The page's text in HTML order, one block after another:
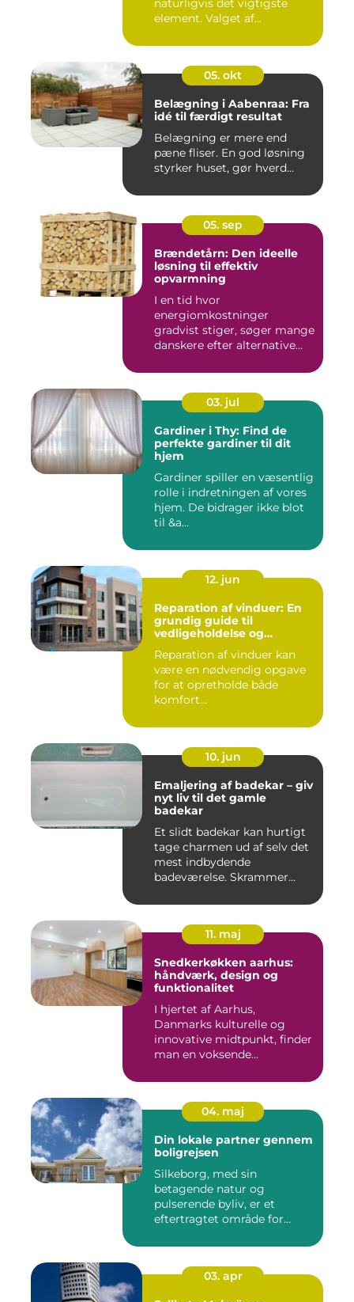
naturligvis det vigtigste
element. Valget af...
05. okt
Belægning i Aabenraa: Fra
idé til færdigt resultat
Belægning er mere end
pæne fliser. En god løsning
styrker huset, gør hverd...
05. sep
Brændetårn: Den ideelle
løsning til effektiv
opvarmning
I en tid hvor
energiomkostninger
gradvist stiger, søger mange
danskere efter alternative
03. jul
Gardiner i Thy: Find de
perfekte gardiner til dit
hjem
Gardiner spiller en væsentlig
rolle i indretningen af vores
hjem. De bidrager ikke blot
til &a...
12. jun
Reparation af vinduer: En
grundig guide til
vedligeholdelse og
Reparation af vinduer kan
være en nødvendig opgave
for at opretholde både
komfort...
10. jun
Emaljering af badekar – giv
nyt liv til det gamle
badekar
Et slidt badekar kan hurtigt
tage charmen ud af selv det
mest indbydende
badeværelse. Skrammer...
11. maj
Snedkerkøkken aarhus:
håndværk, design og
funktionalitet
I hjertet af Aarhus,
Danmarks kulturelle og
innovative midtpunkt, finder
man en voksende
04. maj
Din lokale partner gennem
boligrejsen
Silkeborg, med sin
betagende natur og
pulserende byliv, er et
eftertragtet område for
03. apr